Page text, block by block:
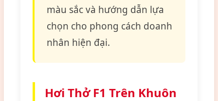
màu sắc và hướng dẫn lựa
chọn cho phong cách doanh
nhân hiện đại.
Hơi Thở F1 Trên Khuôn